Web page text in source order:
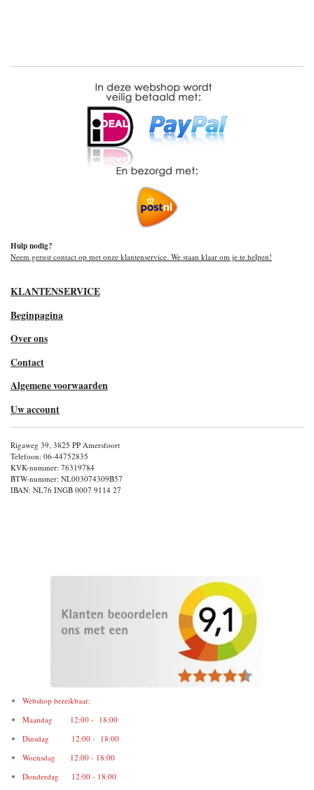
Hulp nodig?
Neem gerust contact op met onze klantenservice. We staan klaar om je te helpen!
KLANTENSERVICE
Beginpagina
Over ons
Contact
Algemene voorwaarden
Uw account
Rigaweg 39, 3825 PP Amersfoort
Telefoon: 06-44752835
KVK-nummer: 76319784
BTW-nummer: NL003074309B57
IBAN: NL76 INGB 0007 9114 27
Webshop bereikbaar:
Maandag 12:00 - 18:00
Dinsdag 12:00 - 18:00
Woensdag 12:00 - 18:00
Donderdag 12:00 - 18:00